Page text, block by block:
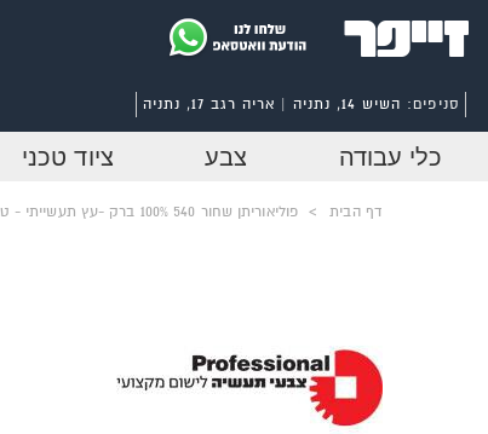
סניפים: השיש 14, נתניה | אריה רגב 17, נתניה
כלי עבודה צבע ציוד טכני
דף הבית > פוליאוריתן שחור 540 100% ברק -עץ תעשייתי - טמבור